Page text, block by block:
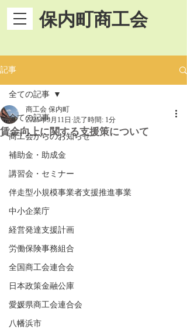
保内町商工会
記事
全ての記事
商工会からのお知らせ
補助金・助成金
講習会・セミナー
伴走型小規模事業者支援推進事業
中小企業庁
経営発達支援計画
労働保険事務組合
全国商工会連合会
日本政策金融公庫
愛媛県商工会連合会
八幡浜市
全ての記事
賃金向上に関する支援策について
商工会 保内町
2025年9月11日 読了時間: 1分